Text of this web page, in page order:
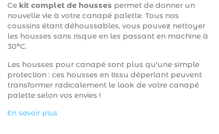
Ce kit complet de housses permet de donner un
nouvelle vie à votre canapé palette. Tous nos
coussins étant déhoussables, vous pouvez nettoyer
les housses sans risque en les passant en machine à
30°C.
Les housses pour canapé sont plus qu'une simple
protection : ces housses en tissu déperlant peuvent
transformer radicalement le look de votre canapé
palette selon vos envies !
En savoir plus